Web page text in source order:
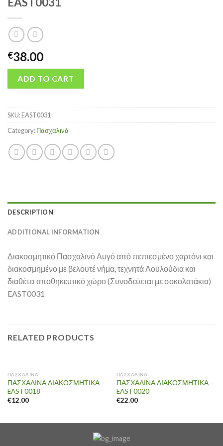
€38.00
ADD TO CART
SKU:EAST0031
Category:Πασχαλινά
DESCRIPTION
ADDITIONAL INFORMATION
Διακοσμητικό Πασχαλινό Αυγό από πεπιεσμένο χαρτόνι και
διακοσμημένο με βελουτέ νήμα, τεχνητά Λουλούδια και
διαθέτει αποθηκευτικό χώρο (Συνοδεύεται με σοκολατάκια)
EAST0031
RELATED PRODUCTS
ΠΑΣΧΑΛΙΝΆ
ΠΑΣΧΑΛΙΝΑ ΔΙΑΚΟΣΜΗΤΙΚΑ –
EAST0018
€12.00
ΠΑΣΧΑΛΙΝΆ
ΠΑΣΧΑΛΙΝΑ ΔΙΑΚΟΣΜΗΤΙΚΑ –
EAST0020
€22.00